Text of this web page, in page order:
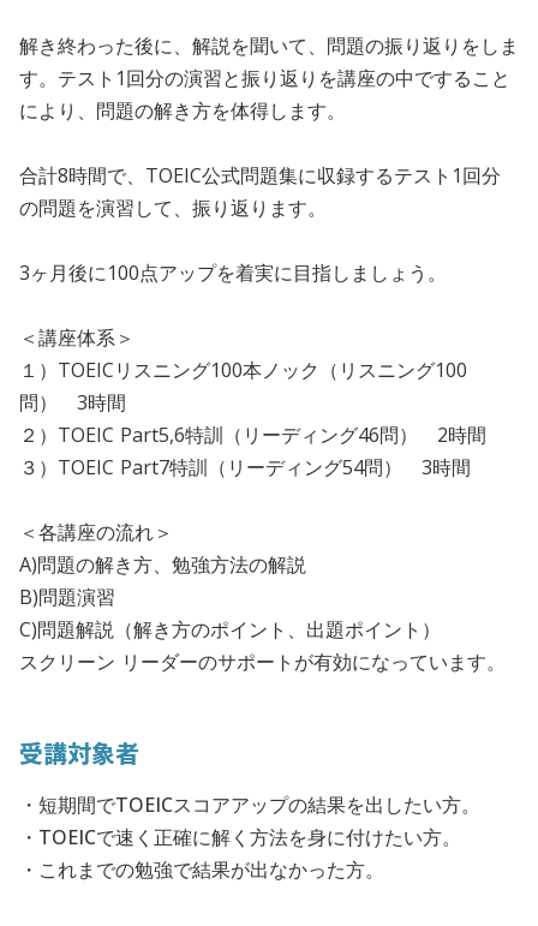
解き終わった後に、解説を聞いて、問題の振り返りをしま
す。テスト1回分の演習と振り返りを講座の中ですること
により、問題の解き方を体得します。
合計8時間で、TOEIC公式問題集に収録するテスト1回分
の問題を演習して、振り返ります。
3ヶ月後に100点アップを着実に目指しましょう。
＜講座体系＞
１）TOEICリスニング100本ノック（リスニング100
問） 3時間
２）TOEIC Part5,6特訓（リーディング46問） 2時間
３）TOEIC Part7特訓（リーディング54問） 3時間
＜各講座の流れ＞
A)問題の解き方、勉強方法の解説
B)問題演習
C)問題解説（解き方のポイント、出題ポイント）
スクリーン リーダーのサポートが有効になっています。
受講対象者
・短期間でTOEICスコアアップの結果を出したい方。
・TOEICで速く正確に解く方法を身に付けたい方。
・これまでの勉強で結果が出なかった方。